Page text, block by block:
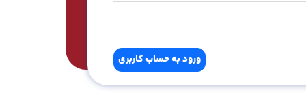
ورود به حساب کاربری